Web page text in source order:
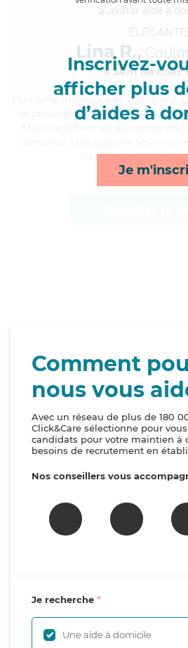
Inscrivez-
afficher plus
d’aides à
Je
ÉLÉGANTE
Lina R.,
à 5km de chez
, impliquée et volontaire,
et possède un BEP Carrières
transports et toilette/
Comment
nous vous
Avec un réseau de plus de 180
Click&Care sélectionne pour
candidats pour votre maintien à
besoins de recrutement en
Nos conseillers vous
Je recherche
Une aide à domicile